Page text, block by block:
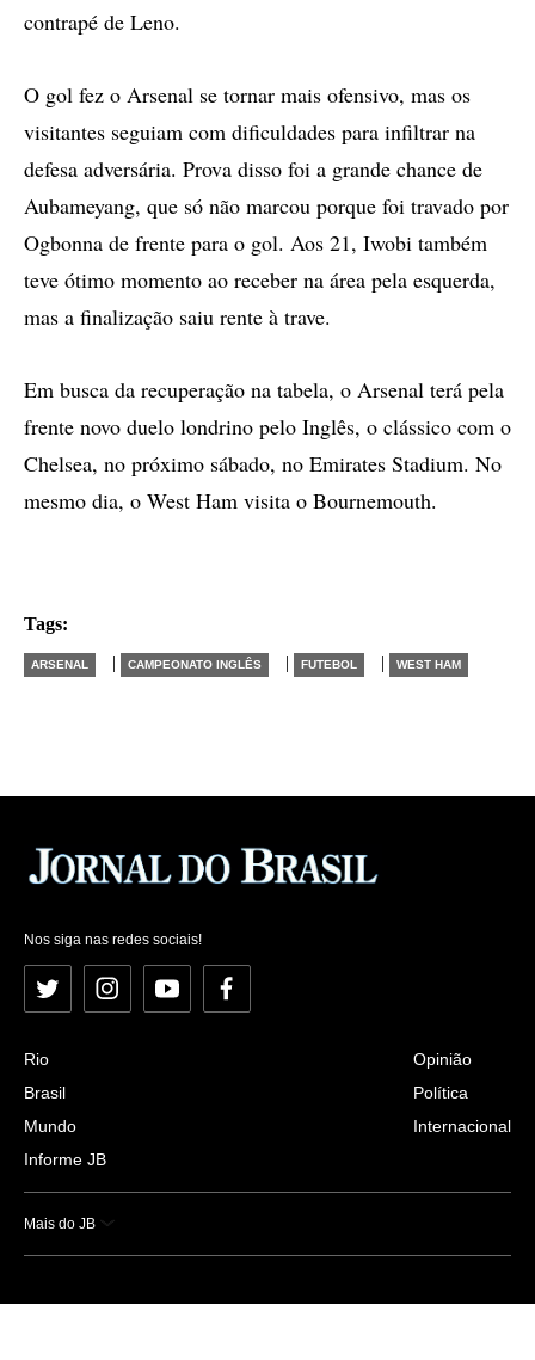
contrapé de Leno.
O gol fez o Arsenal se tornar mais ofensivo, mas os
visitantes seguiam com dificuldades para infiltrar na
defesa adversária. Prova disso foi a grande chance de
Aubameyang, que só não marcou porque foi travado por
Ogbonna de frente para o gol. Aos 21, Iwobi também
teve ótimo momento ao receber na área pela esquerda,
mas a finalização saiu rente à trave.
Em busca da recuperação na tabela, o Arsenal terá pela
frente novo duelo londrino pelo Inglês, o clássico com o
Chelsea, no próximo sábado, no Emirates Stadium. No
mesmo dia, o West Ham visita o Bournemouth.
Tags:
ARSENAL | CAMPEONATO INGLÊS | FUTEBOL | WEST HAM
Nos siga nas redes sociais!
Twitter InstagramYouTubeFacebook
Rio
Brasil
Mundo
Informe JB
Opinião
Política
Internacional
Mais do JB
Esportes